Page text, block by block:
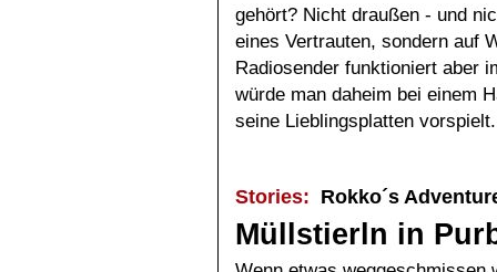
gehört? Nicht draußen - und
eines Vertrauten, sondern auf
Radiosender funktioniert aber
würde man daheim bei einem
seine Lieblingsplatten
Stories: Rokko´s
Müllstierln in